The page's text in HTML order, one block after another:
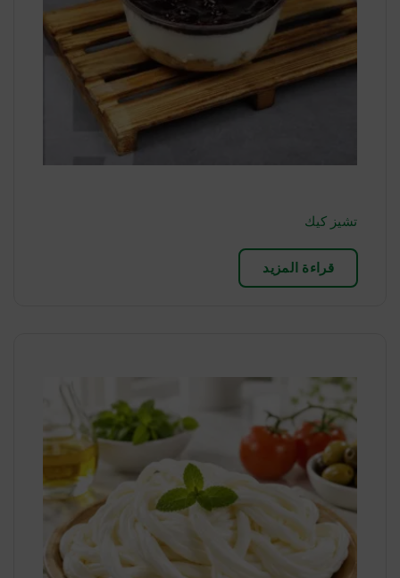
تشيز كيك
قراءة المزيد